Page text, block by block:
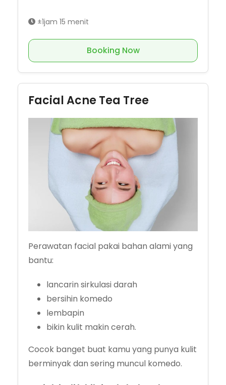
±1jam 15 menit
Booking Now
Facial Acne Tea Tree
Perawatan facial pakai bahan alami yang
bantu:
lancarin sirkulasi darah
bersihin komedo
lembapin
bikin kulit makin cerah.
Cocok banget buat kamu yang punya kulit
berminyak dan sering muncul komedo.